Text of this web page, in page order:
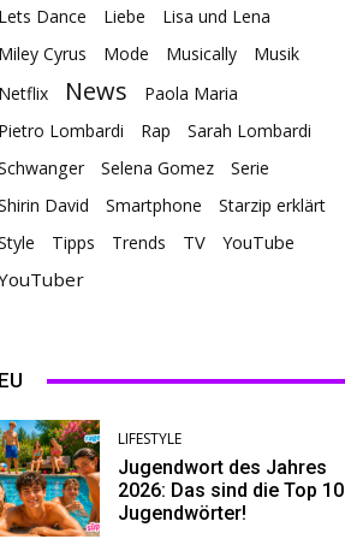
Dance Liebe
Lisa und Lena
Cyrus
Mode Musically
Musik
News
Paola Maria
Lombardi
Rap
Sarah Lombardi
Selena Gomez
Serie
David
Smartphone
Starzip erklärt
Tipps Trends TV YouTube
LIFESTYLE
Jugendwort des Jahres
2026: Das sind die Top 10
Jugendwörter!